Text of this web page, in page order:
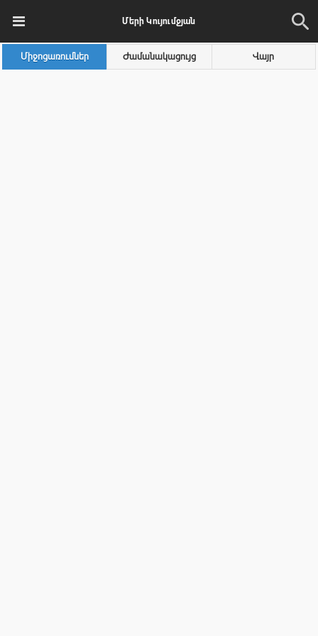
Մերի Կույումջյան
Միջոցառումներ Ժամանակացույց Վայր